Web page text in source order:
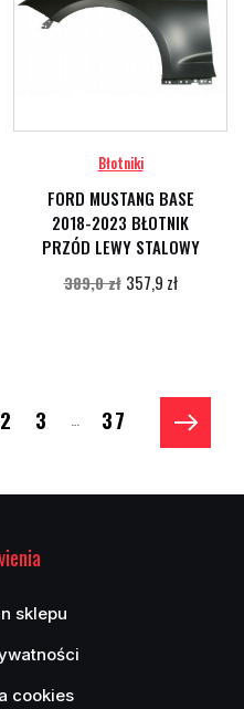
Błotniki
FORD MUSTANG BASE
2018-2023 BŁOTNIK
PRZÓD LEWY STALOWY
389,0 zł 357,9 zł
2 3 … 37
sklepu
cookies